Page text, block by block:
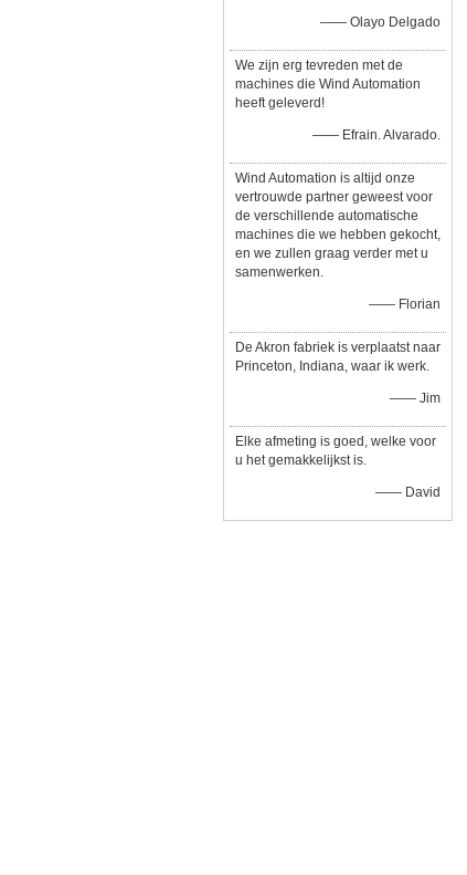
—— Olayo Delgado
We zijn erg tevreden met de
machines die Wind Automation
heeft geleverd!
—— Efrain. Alvarado.
Wind Automation is altijd onze
vertrouwde partner geweest voor
de verschillende automatische
machines die we hebben gekocht,
en we zullen graag verder met u
samenwerken.
—— Florian
De Akron fabriek is verplaatst naar
Princeton, Indiana, waar ik werk.
—— Jim
Elke afmeting is goed, welke voor
u het gemakkelijkst is.
—— David